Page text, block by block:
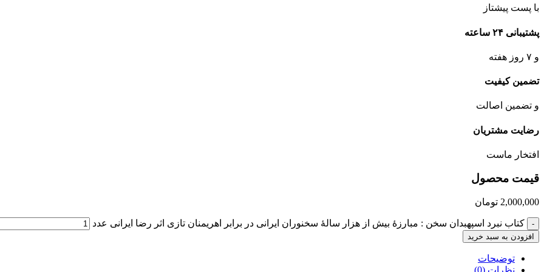
با پست پیشتاز
پشتیبانی ۲۴ ساعته
و ۷ روز هفته
تضمین کیفیت
و تضمین اصالت
رضایت مشتریان
افتخار ماست
قیمت محصول
2,000,000 تومان
- کتاب نبرد اسپهبدان سخن : مبارزۀ بیش از هزار سالۀ سخنوران ایرانی در برابر اهریمنان تازی اثر رضا ایرانی عدد
افزودن به سبد خرید
توضیحات